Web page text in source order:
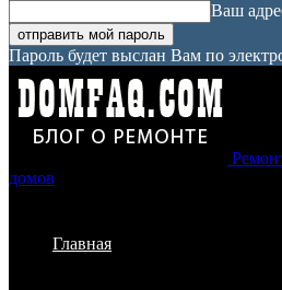
Ваш
Пароль будет выслан Вам по
домов
Главная